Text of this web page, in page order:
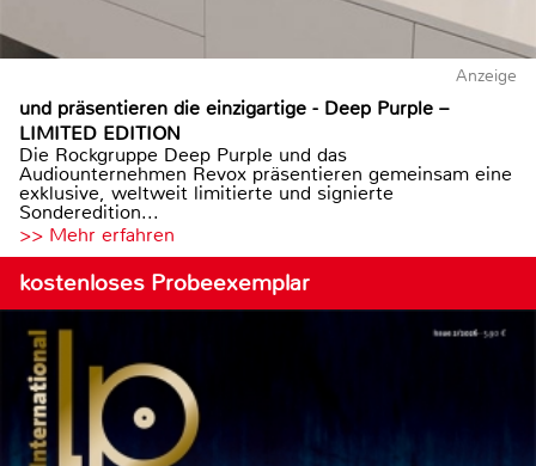
Anzeige
und präsentieren die einzigartige - Deep Purple –
LIMITED EDITION
Die Rockgruppe Deep Purple und das
Audiounternehmen Revox präsentieren gemeinsam eine
exklusive, weltweit limitierte und signierte
Sonderedition...
>> Mehr erfahren
kostenloses Probeexemplar